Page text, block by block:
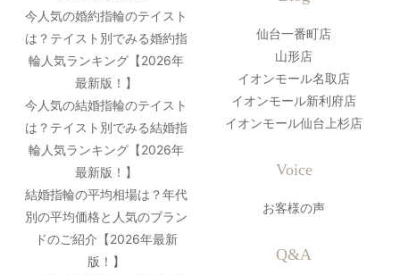
今人気の婚約指輪のテイスト
は？テイスト別でみる婚約指
輪人気ランキング【2026年
最新版！】
今人気の結婚指輪のテイスト
は？テイスト別でみる結婚指
輪人気ランキング【2026年
最新版！】
結婚指輪の平均相場は？年代
別の平均価格と人気のブラン
ドのご紹介【2026年最新
版！】
仙台一番町店
山形店
イオンモール名取店
イオンモール新利府店
イオンモール仙台上杉店
Voice
お客様の声
Q&A